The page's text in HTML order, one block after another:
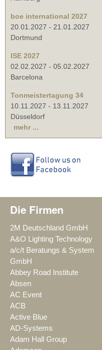
boe international 2027
20.01.2027 - 21.01.2027
Dortmund
ISE 2027
02.02.2027 - 05.02.2027
Barcelona
Tonmeistertagung 34
10.11.2027 - 13.11.2027
Düsseldorf
mehr ...
Die Firmen
2M Deutschland GmbH
A&O Lighting Technology
a/c/t Beratungs & System
GmbH
Abbey Road Institute
Absen
AC Event
ACB
Active Blue
AD-Systems
Adam Hall Group